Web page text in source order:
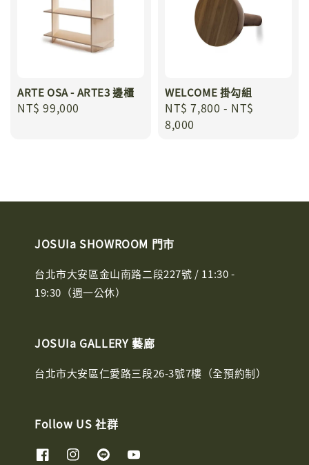
ARTE OSA - ARTE3 邊櫃
Regular
NT$ 99,000
WELCOME 掛勾組
Regular
price
NT$ 7,800 - NT$
8,000
JOSUIa SHOWROOM 門市
台北市大安區金山南路二段227號 / 11:30 -
19:30（週一公休）
JOSUIa GALLERY 藝廊
台北市大安區仁愛路三段26-3號7樓（全預約制）
Follow US 社群